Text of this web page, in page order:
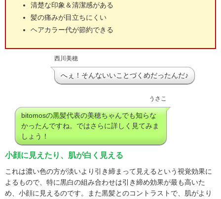
清楚な印象＆清潔感がある
髪の痛みが目立ちにくい
ヘアカラー代が節約できる
西川美穂
へぇ！そんないいことづくめだったんだ♪
うさこ
bitomosの黒髪代表の美穂ちゃんでも知らな
かったんですね。ではさらに詳しく見てみま
しょう！
小顔に見えたり、肌が白く見える
これは濃い色の方が淡いより引き締まって見えるという視覚効果に
よるもので、特に黒白の組み合わせは引き締め効果が最も高いた
め、小顔に見えるのです。また黒髪とのコントラストで、肌がより